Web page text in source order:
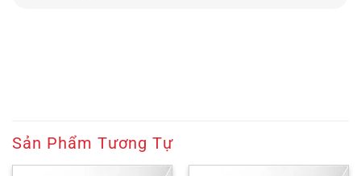
Sản Phẩm Tương Tự